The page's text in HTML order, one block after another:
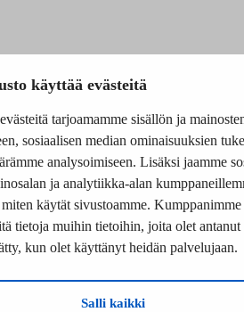
käyttää evästeitä
tarjoamamme sisällön ja
sosiaalisen median ominaisuuksien
analysoimiseen. Lisäksi jaamme
ja analytiikka-alan
käytät sivustoamme.
tietoja muihin tietoihin, joita olet antanut
kun olet käyttänyt heidän palvelujaan.
Salli kaikki